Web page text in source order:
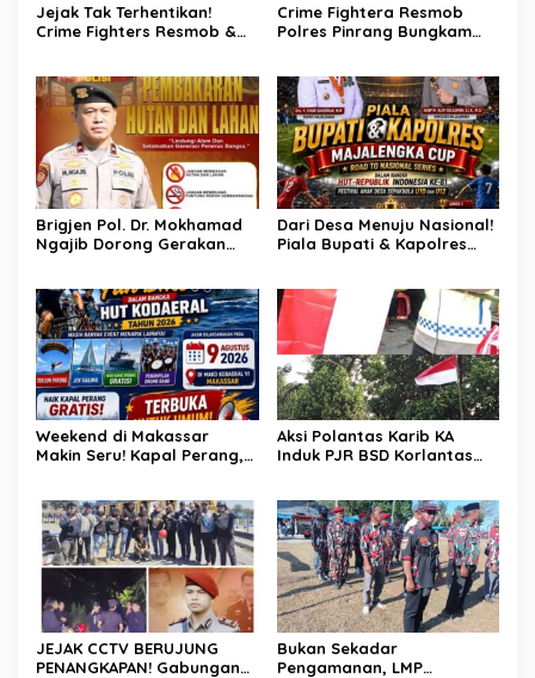
Jejak Tak Terhentikan!
Crime Fighters Resmob &
Bekuk Pelaku Pembunuhan
di Jalan Macan, Apresiasi
Mengalir Untuk Ipda Ahmad
Haris dan Aiptu Syahrir,
Kerja Senyap Polisi
Berbuah Pengungkapan
Kasus Menonjol
Crime Fightera Resmob
Polres Pinrang Bungkam
Mengalir Untuk Tim Buser
Ipda Ahmad Haris
Brigjen Pol. Dr. Mokhamad
Ngajib Dorong Gerakan
Dari Desa Menuju Nasional!
Piala Bupati & Kapolres
Weekend di Makassar
Makin Seru! Kapal Perang,
Aksi Polantas Karib KA
Induk PJR BSD Korlantas
bersama Personilnya
Membagikan Bendera
Merah Putih Berserta
Tiangnya
JEJAK CCTV BERUJUNG
PENANGKAPAN! Gabungan
Bukan Sekadar
Pengamanan, LMP